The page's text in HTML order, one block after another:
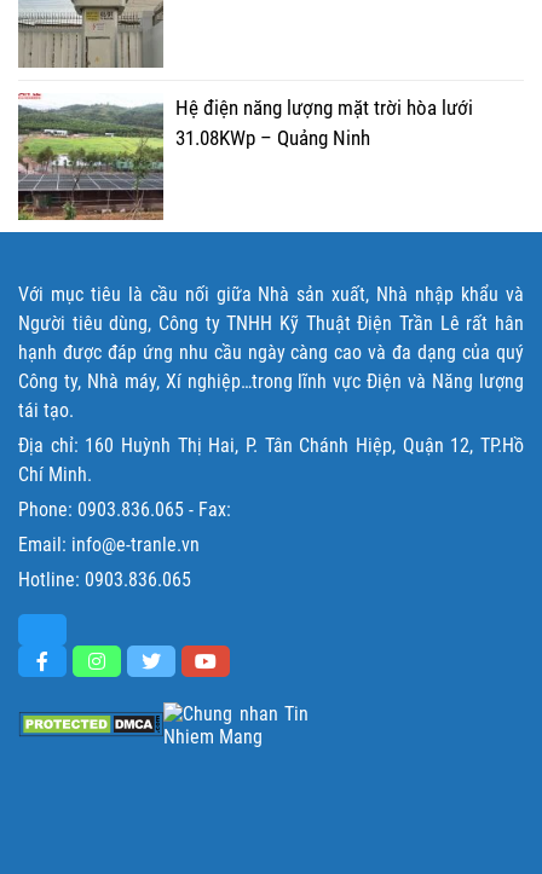
Hệ điện năng lượng mặt trời hòa lưới
31.08KWp – Quảng Ninh
Với mục tiêu là cầu nối giữa Nhà sản xuất, Nhà nhập khẩu và
Người tiêu dùng, Công ty TNHH Kỹ Thuật Điện Trần Lê rất hân
hạnh được đáp ứng nhu cầu ngày càng cao và đa dạng của quý
Công ty, Nhà máy, Xí nghiệp…trong lĩnh vực Điện và Năng lượng
tái tạo.
Địa chỉ: 160 Huỳnh Thị Hai, P. Tân Chánh Hiệp, Quận 12, TP.Hồ
Chí Minh.
Phone: 0903.836.065 - Fax:
Email: info@e-tranle.vn
Hotline: 0903.836.065